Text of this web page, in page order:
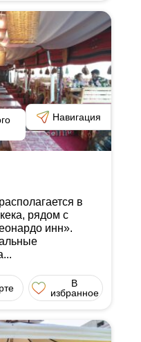
Навигация
в
рядом с
инн».
В
избранное